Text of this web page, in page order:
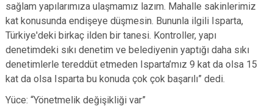
sağlam yapılarımıza ulaşmamız lazım. Mahalle sakinlerimiz
kat konusunda endişeye düşmesin. Bununla ilgili Isparta,
Türkiye'deki birkaç ilden bir tanesi. Kontroller, yapı
denetimdeki sıkı denetim ve belediyenin yaptığı daha sıkı
denetimlerle tereddüt etmeden Isparta’mız 9 kat da olsa 15
kat da olsa Isparta bu konuda çok çok başarılı” dedi.
Yüce: “Yönetmelik değişikliği var”